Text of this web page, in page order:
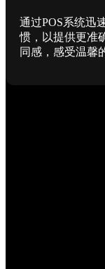
通过POS系统迅
惯，以提供更准
同感，感受温馨